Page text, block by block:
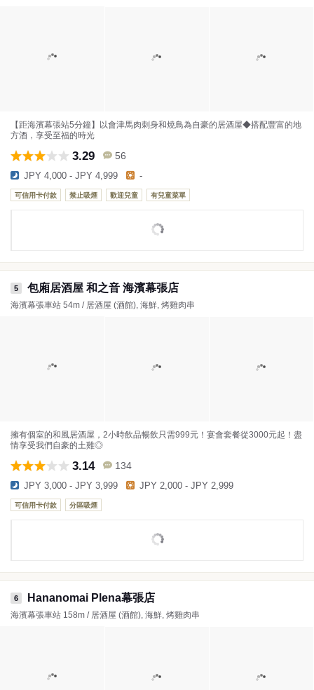
【距海濱幕張站5分鐘】以會津馬肉刺身和燒鳥為自豪的居酒屋◆搭配豐富的地
方酒，享受至福的時光
3.29 56
JPY 4,000 - JPY 4,999 -
可信用卡付款 禁止吸煙 歡迎兒童 有兒童菜單
5 包廂居酒屋 和之音 海濱幕張店
海濱幕張車站 54m / 居酒屋 (酒館), 海鮮, 烤雞肉串
擁有個室的和風居酒屋，2小時飲品暢飲只需999元！宴會套餐從3000元起！盡
情享受我們自豪的土雞◎
3.14 134
JPY 3,000 - JPY 3,999 JPY 2,000 - JPY 2,999
可信用卡付款 分區吸煙
6 Hananomai Plena幕張店
海濱幕張車站 158m / 居酒屋 (酒館), 海鮮, 烤雞肉串